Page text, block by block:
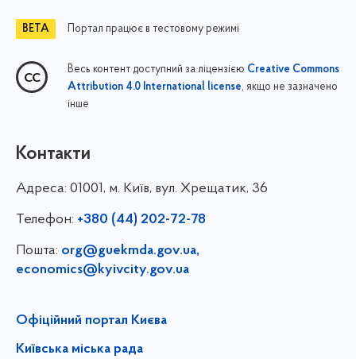
Портал працює в тестовому режимі
Весь контент доступний за ліцензією Creative Commons
Attribution 4.0 International license, якщо не зазначено
інше
Контакти
Адреса: 01001, м. Київ, вул. Хрещатик, 36
Телефон: +380 (44) 202-72-78
Пошта: org@guekmda.gov.ua,
economics@kyivcity.gov.ua
Офіційний портал Києва
Київська міська рада